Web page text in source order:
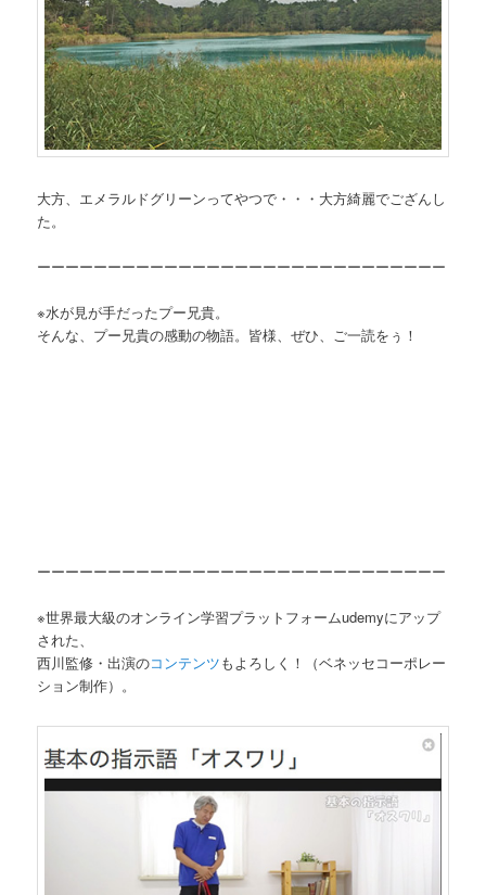
大方、エメラルドグリーンってやつで・・・大方綺麗でござんし
た。
ーーーーーーーーーーーーーーーーーーーーーーーーーーーーー
※水が見が手だったプー兄貴。
そんな、プー兄貴の感動の物語。皆様、ぜひ、ご一読をぅ！
ーーーーーーーーーーーーーーーーーーーーーーーーーーーーー
※世界最大級のオンライン学習プラットフォームudemyにアップ
された、
西川監修・出演のコンテンツもよろしく！（ベネッセコーポレー
ション制作）。